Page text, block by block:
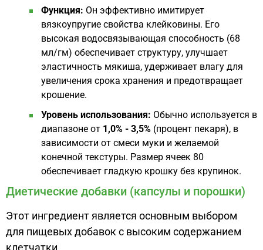
Функция: Он эффективно имитирует
вязкоупругие свойства клейковины. Его
высокая водосвязывающая способность (68
мл/гм) обеспечивает структуру, улучшает
эластичность мякиша, удерживает влагу для
увеличения срока хранения и предотвращает
крошение.
Уровень использования: Обычно используется в
диапазоне от 1,0% - 3,5% (процент пекаря), в
зависимости от смеси муки и желаемой
конечной текстуры. Размер ячеек 80
обеспечивает гладкую крошку без крупинок.
Диетические добавки (капсулы и порошки)
Этот ингредиент является основным выбором
для пищевых добавок с высоким содержанием